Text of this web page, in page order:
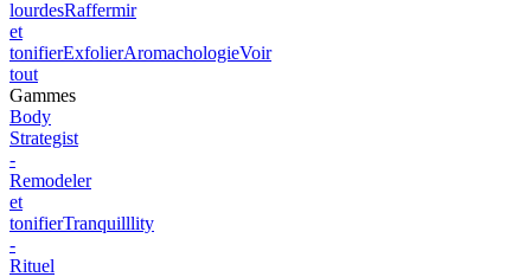
lourdesRaffermir
et
tonifierExfolierAromachologieVoir
tout
Gammes
Body
Strategist
-
Remodeler
et
tonifierTranquilllity
-
Rituel